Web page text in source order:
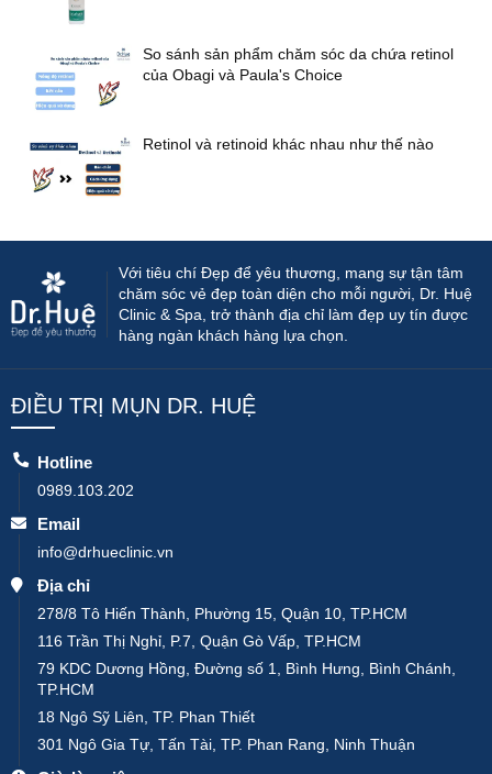
So sánh sản phẩm chăm sóc da chứa retinol
của Obagi và Paula's Choice
Retinol và retinoid khác nhau như thế nào
Với tiêu chí Đẹp để yêu thương, mang sự tận tâm
chăm sóc vẻ đẹp toàn diện cho mỗi người, Dr. Huệ
Clinic & Spa, trở thành địa chỉ làm đẹp uy tín được
hàng ngàn khách hàng lựa chọn.
ĐIỀU TRỊ MỤN DR. HUỆ
Hotline
0989.103.202
Email
info@drhueclinic.vn
Địa chỉ
278/8 Tô Hiến Thành, Phường 15, Quận 10, TP.HCM
116 Trần Thị Nghỉ, P.7, Quận Gò Vấp, TP.HCM
79 KDC Dương Hồng, Đường số 1, Bình Hưng, Bình Chánh,
TP.HCM
18 Ngô Sỹ Liên, TP. Phan Thiết
301 Ngô Gia Tự, Tấn Tài, TP. Phan Rang, Ninh Thuận